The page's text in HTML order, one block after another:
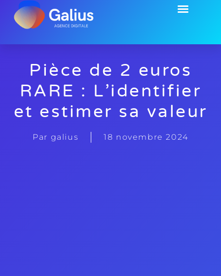
Pièce de 2 euros
RARE : L’identifier
et estimer sa valeur
Par galius 18 novembre 2024